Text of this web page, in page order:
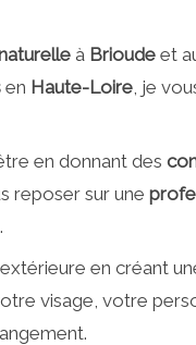
aturelle à Brioude et
en Haute-Loire, je
en donnant des
reposer sur une
extérieure en créant
visage, votre